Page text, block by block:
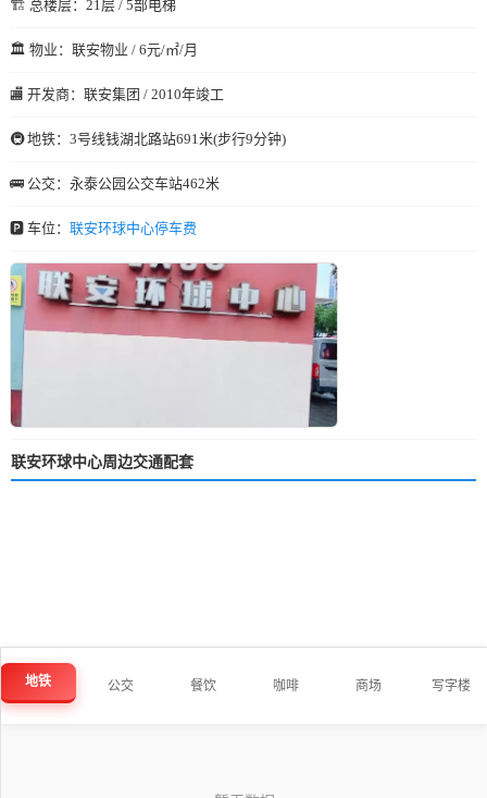
🏗️ 总楼层：21层 / 5部电梯
🏛️ 物业：联安物业 / 6元/㎡/月
🏬 开发商：联安集团 / 2010年竣工
🚇 地铁：3号线钱湖北路站691米(步行9分钟)
🚌 公交：永泰公园公交车站462米
🅿️ 车位： 联安环球中心停车费
联安环球中心周边交通配套
地铁 公交 餐饮 咖啡 商场 写字楼